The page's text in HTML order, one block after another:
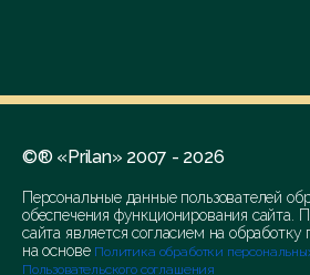
©® «Prilan» 2007 - 2026
Персональные данные пользователей
обеспечения функционирования сайта.
сайта является согласием на
на основе Политика обработки
Пользовательского соглашения